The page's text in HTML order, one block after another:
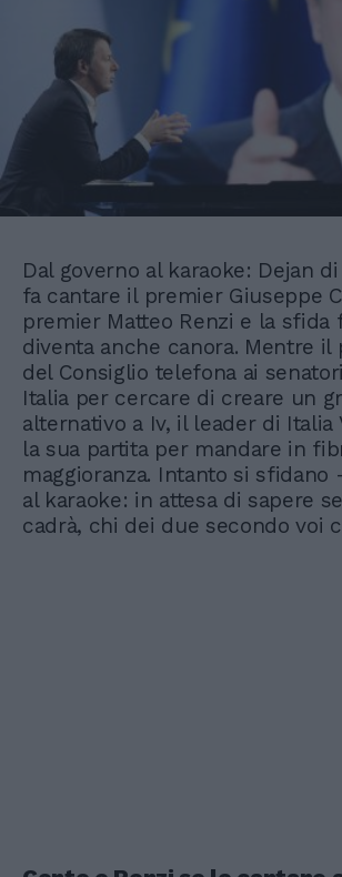
Dal governo al karaoke: Dejan
fa cantare il premier Giuseppe
premier Matteo Renzi e la sfida
diventa anche canora. Mentre il
del Consiglio telefona ai
Italia per cercare di creare un
alternativo a Iv, il leader di Italia
la sua partita per mandare in
maggioranza. Intanto si sfidano
al karaoke: in attesa di sapere
cadrà, chi dei due secondo voi